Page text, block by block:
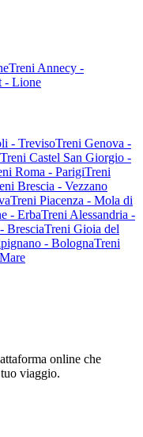
Treni Annecy -
- Lione
- TrevisoTreni Genova -
Treni Castel San Giorgio -
Roma - ParigiTreni
Brescia - Vezzano
Treni Piacenza - Mola di
- ErbaTreni Alessandria -
BresciaTreni Gioia del
- BolognaTreni
online che
viaggio.